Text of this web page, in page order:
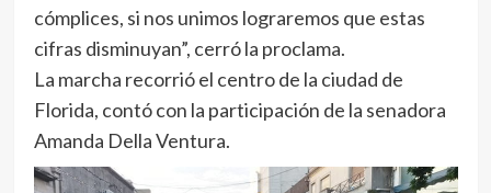
cómplices, si nos unimos lograremos que estas
cifras disminuyan”, cerró la proclama.
La marcha recorrió el centro de la ciudad de
Florida, contó con la participación de la senadora
Amanda Della Ventura.